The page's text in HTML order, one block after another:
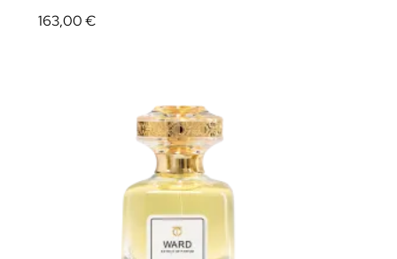
163,00 €